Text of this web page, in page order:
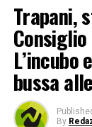
Trapani,
L’incubo
bussa
By